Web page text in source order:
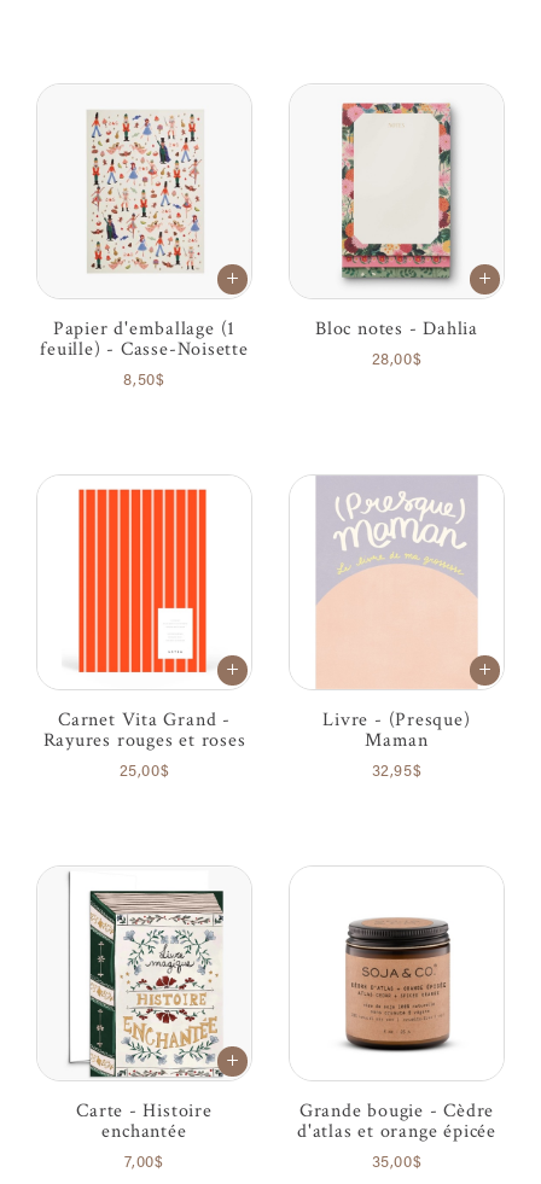
Papier d'emballage (1
feuille) - Casse-Noisette
8,50$
Bloc notes - Dahlia
28,00$
Carnet Vita Grand -
Rayures rouges et roses
25,00$
Livre - (Presque)
Maman
32,95$
Carte - Histoire
enchantée
7,00$
Grande bougie - Cèdre
d'atlas et orange épicée
35,00$